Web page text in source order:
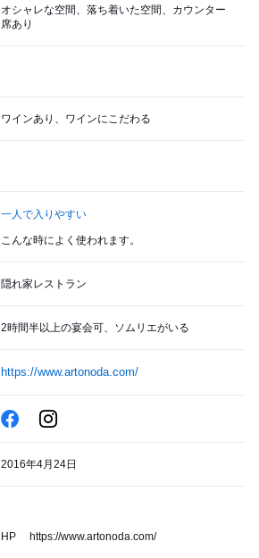
オシャレな空間、落ち着いた空間、カウンター
席あり
ワインあり、ワインにこだわる
一人で入りやすい
こんな時によく使われます。
隠れ家レストラン
2時間半以上の宴会可、ソムリエがいる
https://www.artonoda.com/
2016年4月24日
HP https://www.artonoda.com/